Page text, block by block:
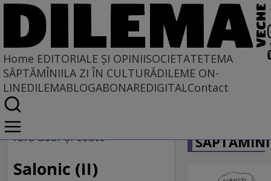
Home EDITORIALE ȘI OPINIISOCIETATETEMA
SĂPTĂMÎNIILA ZI ÎN CULTURĂDILEME ON-
LINEDILEMABLOGABONAREDIGITALContact
Home
EDITORIALE ȘI OPINII
TÎLC SHOW
fără doar şi coate
Salonic (II)